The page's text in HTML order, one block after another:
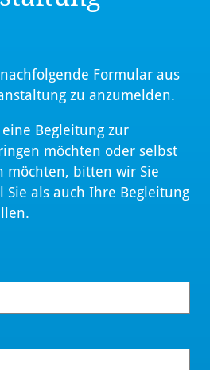
Formular aus
zu anzumelden.
eine Begleitung zur
möchten oder selbst
möchten, bitten wir Sie
Sie als auch Ihre Begleitung